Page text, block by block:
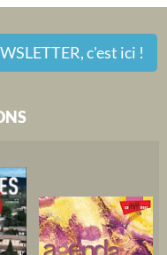
c'est ici !